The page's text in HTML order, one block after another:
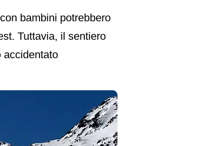
bambini potrebbero
Tuttavia, il sentiero
accidentato